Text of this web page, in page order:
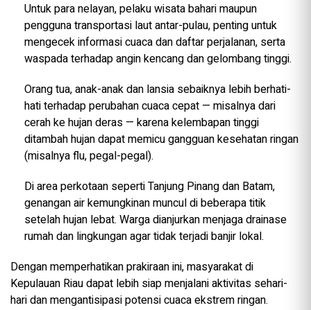
Untuk para nelayan, pelaku wisata bahari maupun
pengguna transportasi laut antar-pulau, penting untuk
mengecek informasi cuaca dan daftar perjalanan, serta
waspada terhadap angin kencang dan gelombang tinggi.
Orang tua, anak-anak dan lansia sebaiknya lebih berhati-
hati terhadap perubahan cuaca cepat — misalnya dari
cerah ke hujan deras — karena kelembapan tinggi
ditambah hujan dapat memicu gangguan kesehatan ringan
(misalnya flu, pegal-pegal).
Di area perkotaan seperti Tanjung Pinang dan Batam,
genangan air kemungkinan muncul di beberapa titik
setelah hujan lebat. Warga dianjurkan menjaga drainase
rumah dan lingkungan agar tidak terjadi banjir lokal.
Dengan memperhatikan prakiraan ini, masyarakat di
Kepulauan Riau dapat lebih siap menjalani aktivitas sehari-
hari dan mengantisipasi potensi cuaca ekstrem ringan.